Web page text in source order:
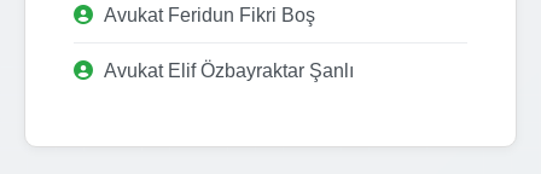
Avukat Feridun Fikri Boş
Avukat Elif Özbayraktar Şanlı